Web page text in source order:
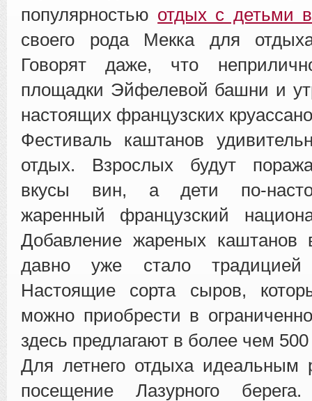
популярностью отдых с детьми
своего рода Мекка для
Говорят даже, что
площадки Эйфелевой башни и
настоящих французских
Фестиваль каштанов
отдых. Взрослых будут
вкусы вин, а дети по-
жаренный французский
Добавление жареных каштанов
давно уже стало
Настоящие сорта сыров,
можно приобрести в
здесь предлагают в более чем
Для летнего отдыха идеальным
посещение Лазурного